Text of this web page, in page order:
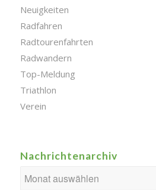
Neuigkeiten
Radfahren
Radtourenfahrten
Radwandern
Top-Meldung
Triathlon
Verein
Nachrichtenarchiv